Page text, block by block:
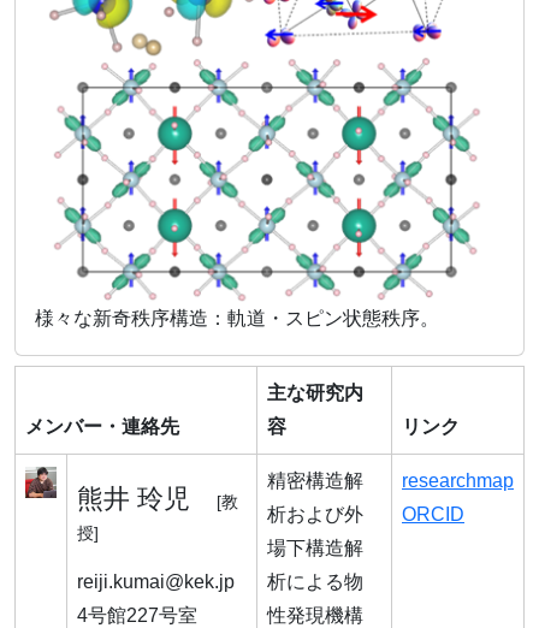
様々な新奇秩序構造：軌道・スピン状態秩序。
メンバー・連絡先
主な研究内
容
リンク
熊井 玲児
[教
授]
reiji.kumai@kek.jp
4号館227号室
精密構造解
析および外
場下構造解
析による物
性発現機構
researchmap
ORCID